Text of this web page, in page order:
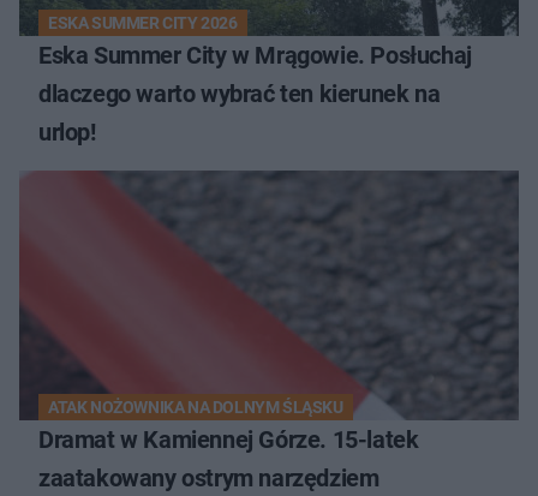
ESKA SUMMER CITY 2026
Eska Summer City w Mrągowie. Posłuchaj
dlaczego warto wybrać ten kierunek na
urlop!
ATAK NOŻOWNIKA NA DOLNYM ŚLĄSKU
Dramat w Kamiennej Górze. 15-latek
zaatakowany ostrym narzędziem